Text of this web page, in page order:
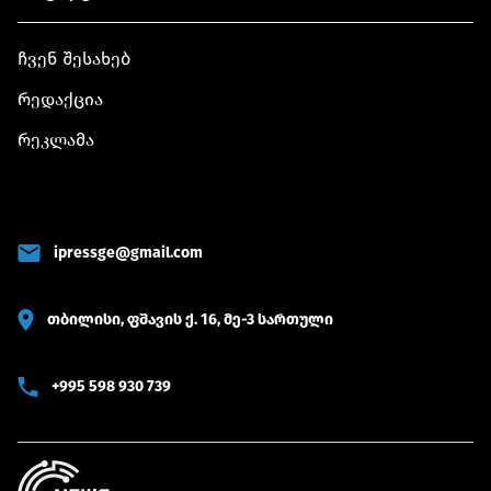
ჩვენ შესახებ
რედაქცია
რეკლამა
ipressge@gmail.com
თბილისი, ფშავის ქ. 16, მე-3 სართული
+995 598 930 739